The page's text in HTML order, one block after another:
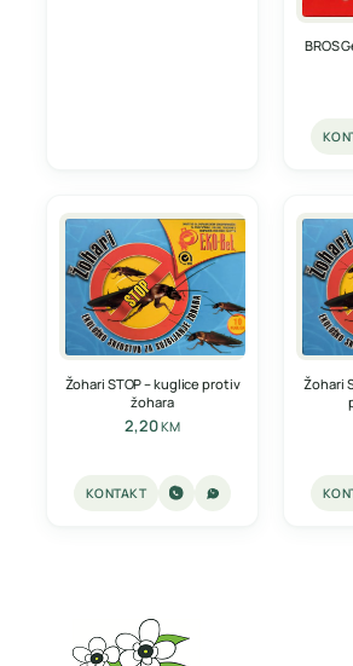
BROS
Žohari STOP – kuglice protiv
žohara
2,20KM
KONTAKT
Žohari